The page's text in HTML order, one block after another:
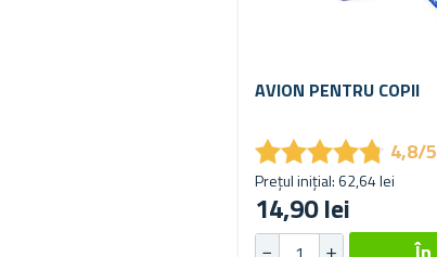
AVION PENTRU COPII
★★★★★
★★★★★ 4,8/5
Prețul inițial: 62,64 lei
14,90 lei